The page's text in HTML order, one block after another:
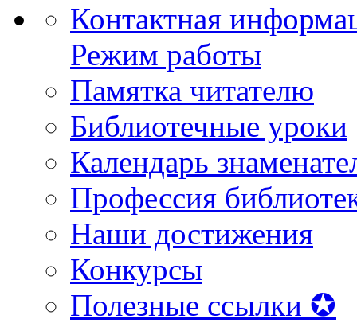
Контактная
Режим работы
Памятка читателю
Библиотечные уроки
Календарь
Профессия
Наши достижения
Конкурсы
Полезные ссылки ✪